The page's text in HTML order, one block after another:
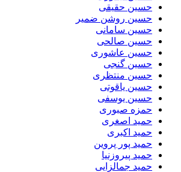
حسین حقیقی
حسین روشن ضمیر
حسین سامانی
حسین صالحی
حسین عاشوری
حسین گنجی
حسین منتظری
حسین یاقوتی
حسین یوسفی
حمزه صبوری
حمید اصغری
حمید اکبری
حمید پور پروین
حمید پیروزنیا
حمید جمالزایی